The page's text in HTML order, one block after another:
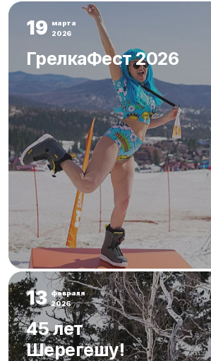
19
марта
2026
ГрелкаФест 2026
13 февраля
2026
45 лет
Шерегешу!